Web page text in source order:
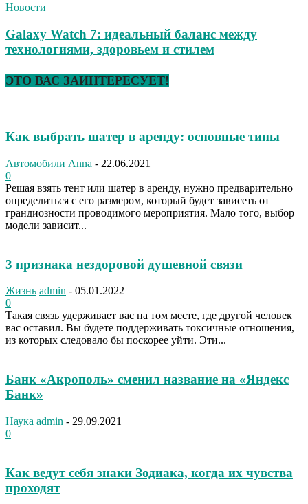
Новости
Galaxy Watch 7: идеальный баланс между
технологиями, здоровьем и стилем
ЭТО ВАС ЗАИНТЕРЕСУЕТ!
Как выбрать шатер в аренду: основные типы
Автомобили Anna - 22.06.2021
0
Решая взять тент или шатер в аренду, нужно предварительно
определиться с его размером, который будет зависеть от
грандиозности проводимого мероприятия. Мало того, выбор
модели зависит...
3 признака нездоровой душевной связи
Жизнь admin - 05.01.2022
0
Такая связь удерживает вас на том месте, где другой человек
вас оставил. Вы будете поддерживать токсичные отношения,
из которых следовало бы поскорее уйти. Эти...
Банк «Акрополь» сменил название на «Яндекс
Банк»
Наука admin - 29.09.2021
0
Как ведут себя знаки Зодиака, когда их чувства
проходят